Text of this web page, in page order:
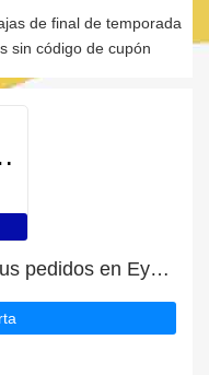
de final de temporada
sin código de cupón
Descuento extra del 8% en tus pedidos en Eyeglasses